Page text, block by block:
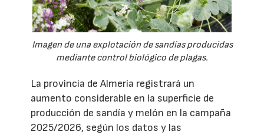
Imagen de una explotación de sandías producidas
mediante control biológico de plagas.
La provincia de Almería registrará un
aumento considerable en la superficie de
producción de sandía y melón en la campaña
2025/2026, según los datos y las